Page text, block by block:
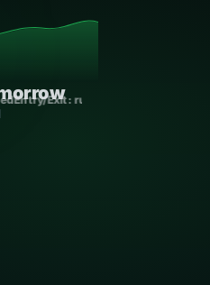
Entry/Exit: rule-based